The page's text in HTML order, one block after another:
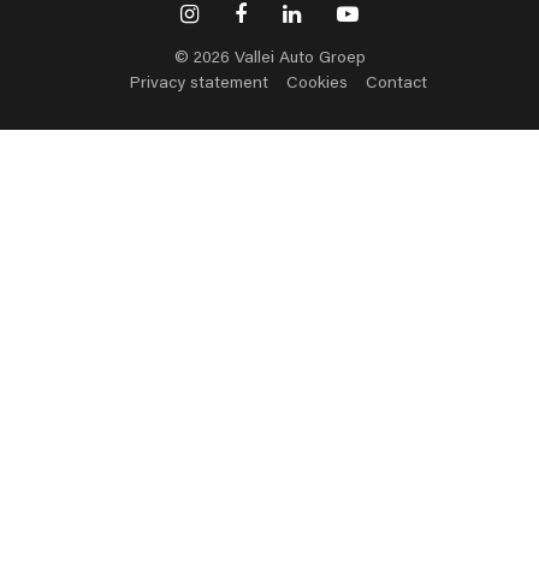
© 2026 Vallei Auto Groep
Privacy statement
Cookies Contact